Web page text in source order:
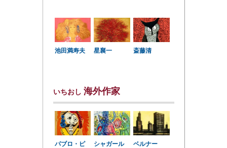
池田満寿夫 星襄一 斎藤清
いちおし 海外作家
パブロ・ピ
シャガール
ベルナー